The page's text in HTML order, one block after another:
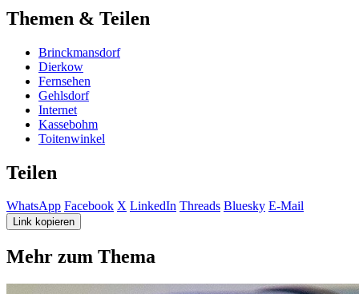
Themen & Teilen
Brinckmansdorf
Dierkow
Fernsehen
Gehlsdorf
Internet
Kassebohm
Toitenwinkel
Teilen
WhatsApp Facebook X LinkedIn Threads Bluesky E-Mail
Link kopieren
Mehr zum Thema